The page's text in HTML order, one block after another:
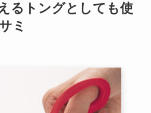
るトングとしても使
ミ